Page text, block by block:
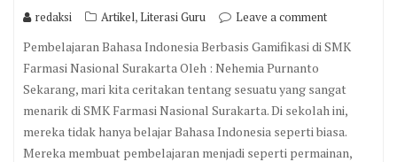
redaksi Artikel,Literasi Guru Leave a comment
Pembelajaran Bahasa Indonesia Berbasis Gamifikasi di SMK
Farmasi Nasional Surakarta Oleh : Nehemia Purnanto
Sekarang, mari kita ceritakan tentang sesuatu yang sangat
menarik di SMK Farmasi Nasional Surakarta. Di sekolah ini,
mereka tidak hanya belajar Bahasa Indonesia seperti biasa.
Mereka membuat pembelajaran menjadi seperti permainan,